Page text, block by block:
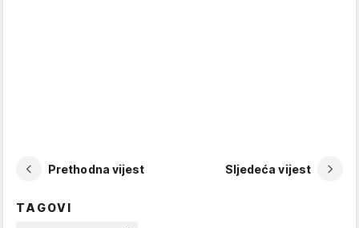
Prethodna vijest Sljedeća vijest
TAGOVI